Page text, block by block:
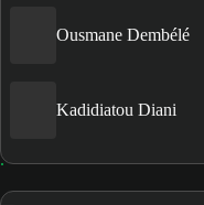
Ousmane Dembélé
Kadidiatou Diani